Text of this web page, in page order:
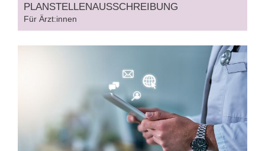
PLANSTELLENAUSSCHREIBUNG
Für Ärzt:innen